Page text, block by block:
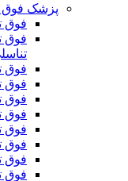
پزشک
فوق
فوق
فوق
فوق
فوق
فوق
فوق
فوق